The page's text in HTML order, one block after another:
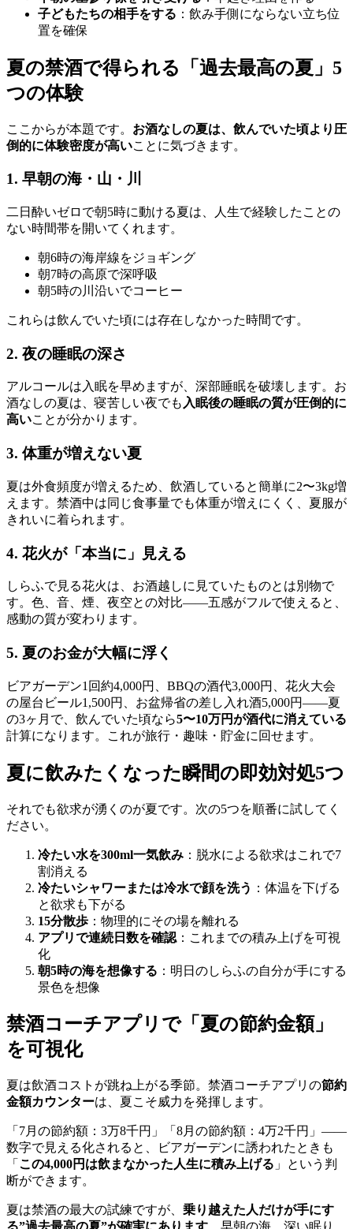
子どもたちの相手をする ：飲み手側にならない立ち位
置を確保
夏の禁酒で得られる「過去最高の夏」5
つの体験
ここからが本題です。 お酒なしの夏は、飲んでいた頃より圧
倒的に体験密度が高いことに気づきます。
1. 早朝の海・山・川
二日酔いゼロで朝5時に動ける夏は、人生で経験したことの
ない時間帯を開いてくれます。
朝6時の海岸線をジョギング
朝7時の高原で深呼吸
朝5時の川沿いでコーヒー
これらは飲んでいた頃には存在しなかった時間です。
2. 夜の睡眠の深さ
アルコールは入眠を早めますが、深部睡眠を破壊します。お
酒なしの夏は、寝苦しい夜でも入眠後の睡眠の質が圧倒的に
高いことが分かります。
3. 体重が増えない夏
夏は外食頻度が増えるため、飲酒していると簡単に2〜3kg増
えます。禁酒中は同じ食事量でも体重が増えにくく、夏服が
きれいに着られます。
4. 花火が「本当に」見える
しらふで見る花火は、お酒越しに見ていたものとは別物で
す。色、音、煙、夜空との対比——五感がフルで使えると、
感動の質が変わります。
5. 夏のお金が大幅に浮く
ビアガーデン1回約4,000円、BBQの酒代3,000円、花火大会
の屋台ビール1,500円、お盆帰省の差し入れ酒5,000円——夏
の3ヶ月で、飲んでいた頃なら5〜10万円が酒代に消えている
計算になります。これが旅行・趣味・貯金に回せます。
夏に飲みたくなった瞬間の即効対処5つ
それでも欲求が湧くのが夏です。次の5つを順番に試してく
ださい。
冷たい水を300ml一気飲み ：脱水による欲求はこれで7
割消える
冷たいシャワーまたは冷水で顔を洗う ：体温を下げる
と欲求も下がる
15分散歩 ：物理的にその場を離れる
アプリで連続日数を確認 ：これまでの積み上げを可視
化
朝5時の海を想像する ：明日のしらふの自分が手にする
景色を想像
禁酒コーチアプリで「夏の節約金額」
を可視化
夏は飲酒コストが跳ね上がる季節。禁酒コーチアプリの節約
金額カウンターは、夏こそ威力を発揮します。
「7月の節約額：3万8千円」「8月の節約額：4万2千円」——
数字で見える化されると、ビアガーデンに誘われたときも
「 この4,000円は飲まなかった人生に積み上げる 」という判
断ができます。
夏は禁酒の最大の試練ですが、 乗り越えた人だけが手にす